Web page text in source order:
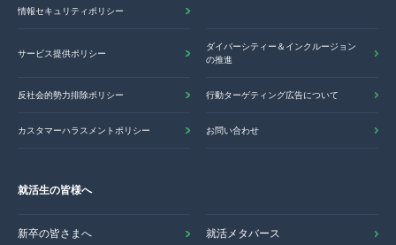
情報セキュリティポリシー
サービス提供ポリシー
ダイバーシティー＆インクルージョン
の推進
反社会的勢力排除ポリシー 行動ターゲティング広告について
カスタマーハラスメントポリシー お問い合わせ
就活生の皆様へ
新卒の皆さまへ 就活メタバース